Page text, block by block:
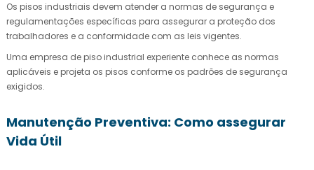
Os pisos industriais devem atender a normas de segurança e
regulamentações específicas para assegurar a proteção dos
trabalhadores e a conformidade com as leis vigentes.
Uma empresa de piso industrial experiente conhece as normas
aplicáveis e projeta os pisos conforme os padrões de segurança
exigidos.
Manutenção Preventiva: Como assegurar
Vida Útil